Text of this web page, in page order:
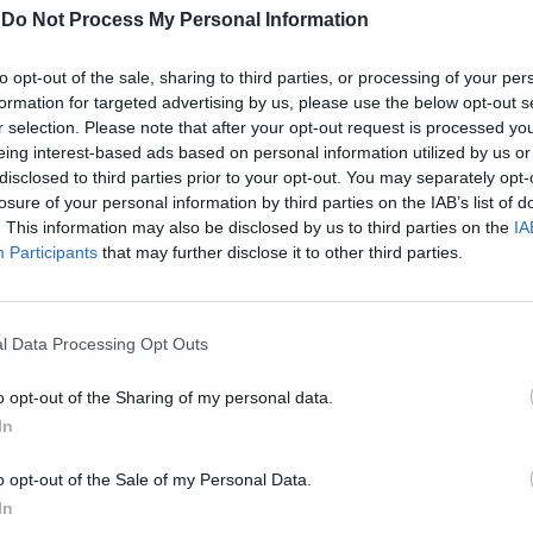
Do Not Process My Personal Information
opt-out of the sale, sharing to third parties, or processing of your
for targeted advertising by us, please use the below opt-out
selection. Please note that after your opt-out request is processed
interest-based ads based on personal information utilized by us
to third parties prior to your opt-out. You may separately
of your personal information by third parties on the IAB’s list of
This information may also be disclosed by us to third parties on the
Participants that may further disclose it to other third parties.
Data Processing Opt Outs
opt-out of the Sharing of my personal data.
opt-out of the Sale of my Personal Data.
sostegno all’alleanza in Provincia e in
pretendono – giustamente - che la
ai fasti di un tempo: bella, sicura,
e accogliente per chi vi risiede.
politica potrà evitare un’ulteriore
dell’elettorato, che preoccupa. Sono
Corrarati, che conosce la città e
società civile che ne vive i problemi
dai nostri concittadini e di imprimere
con la vittoria mutilata di
nel 2005, dopo la storica e inattesa
a trazione berlusconiana, la
concedere la maggioranza in Consiglio
le condizioni sono diverse e
a scrivere quella storia. A
i miei più sinceri complimenti e il
Rudy Giuliani a Come States?
Trump, Meloni e la strategia